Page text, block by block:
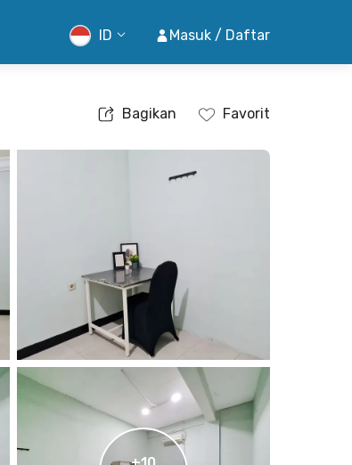
ID Masuk / Daftar
Bagikan Favorit